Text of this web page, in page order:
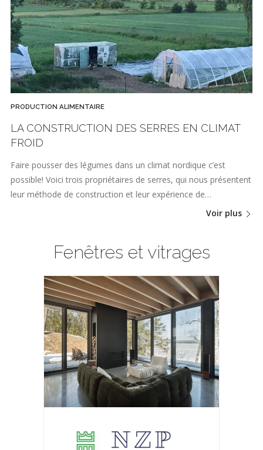
PRODUCTION ALIMENTAIRE
LA CONSTRUCTION DES SERRES EN CLIMAT
FROID
Faire pousser des légumes dans un climat nordique c’est
possible! Voici trois propriétaires de serres, qui nous présentent
leur méthode de construction et leur expérience de…
Voir plus
Fenêtres et vitrages